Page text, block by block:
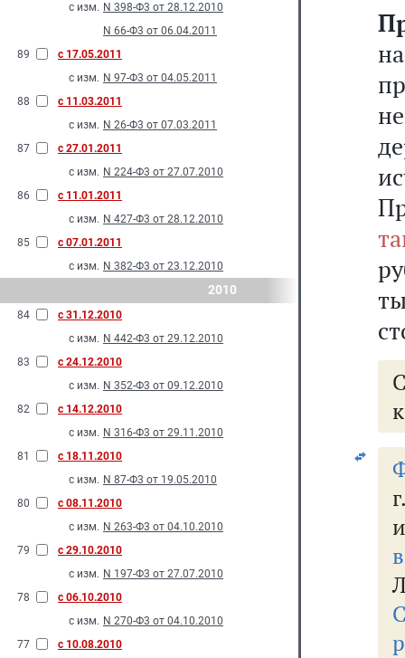
с изм. N 398-Ф3 от 28.12.2010
N 66-Ф3 от 06.04.2011
89
с 17.05.2011
с изм. N 97-Ф3 от 04.05.2011
88
с 11.03.2011
с изм. N 26-Ф3 от 07.03.2011
87
с 27.01.2011
с изм. N 224-Ф3 от 27.07.2010
86
с 11.01.2011
с изм. N 427-Ф3 от 28.12.2010
85
с 07.01.2011
с изм. N 382-Ф3 от 23.12.2010
2010
84
с 31.12.2010
с изм. N 442-Ф3 от 29.12.2010
83
с 24.12.2010
с изм. N 352-Ф3 от 09.12.2010
82
с 14.12.2010
с изм. N 316-Ф3 от 29.11.2010
81
с 18.11.2010
с изм. N 87-Ф3 от 19.05.2010
80
с 08.11.2010
с изм. N 263-Ф3 от 04.10.2010
79
с 29.10.2010
с изм. N 197-Ф3 от 27.07.2010
78
с 06.10.2010
с изм. N 270-Ф3 от 04.10.2010
77
с 10.08.2010